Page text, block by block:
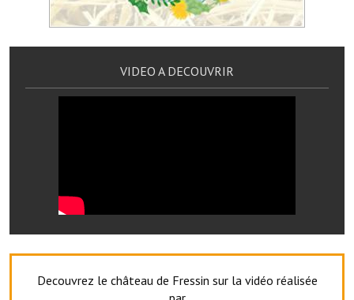
Bibliothèque
Commerçants, artisans
Commerces et professions libérales
Réserver une salle
Salle Georges Delépine
VIDEO A DECOUVRIR
Decouvrez le château de Fressin sur la vidéo réalisée